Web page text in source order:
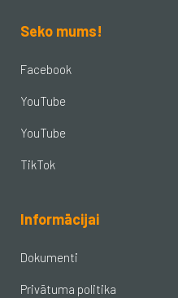
Seko mums!
Facebook
YouTube
YouTube
TikTok
Informācijai
Dokumenti
Privātuma politika